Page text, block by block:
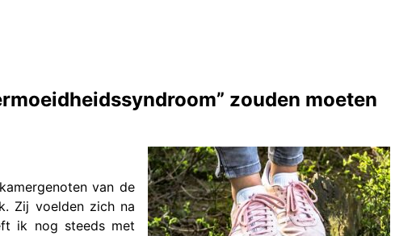
zouden moeten
van de
Zij voelden zich na
ik nog steeds met